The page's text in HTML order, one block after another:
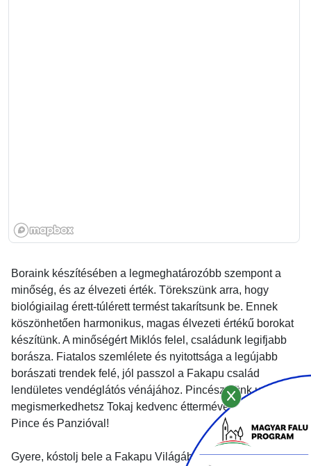
Boraink készítésében a legmeghatározóbb szempont a
minőség, és az élvezeti érték. Törekszünk arra, hogy
biológiailag érett-túlérett termést takarítsunk be. Ennek
köszönhetően harmonikus, magas élvezeti értékű borokat
készítünk. A minőségért Miklós felel, családunk legifjabb
borásza. Fiatalos szemlélete és nyitottsága a legújabb
borászati trendek felé, jól passzol a Fakapu család
lendületes vendéglátós vénájához. Pincészetünk udvarán
megismerkedhetsz Tokaj kedvenc éttermével, a Fakapu
Pince és Panzióval!
Gyere, kóstolj bele a Fakapu Világába!